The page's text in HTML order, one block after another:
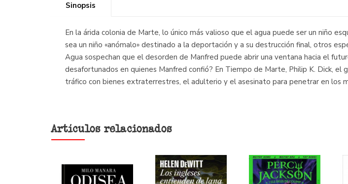
Sinopsis
En la árida colonia de Marte, lo único más valioso que el agua puede ser un niño
sea un niño «anómalo» destinado a la deportación y a su destrucción final, otros
Agua sospechan que el desorden de Manfred puede abrir una ventana hacia el
desafortunados en quienes Manfred confió? En Tiempo de Marte, Philip K. Dick,
tráfico con bienes extraterrestres, el adulterio y el asesinato para penetrar en los
Artículos relacionados